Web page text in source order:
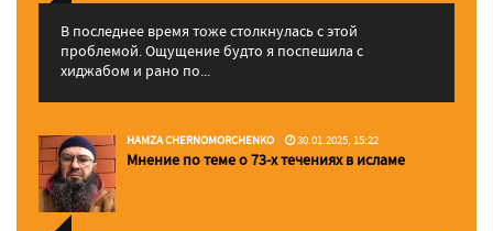
В последнее время тоже столкнулась с этой
проблемой. Ощущение будто я поспешила с
хиджабом и рано по...
HAMZA CHERNOMORCHENKO 30.01.2025, 15:22
Мнение по теме о 73-х течениях в исламе